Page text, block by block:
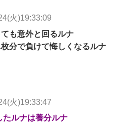
火)19:33:09
も意外と回るルナ
分で負けて悔しくなるルナ
火)19:33:47
たルナは養分ルナ